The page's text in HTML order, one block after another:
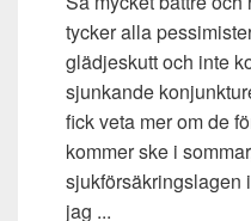
tycker alla
glädjeskutt och inte
sjunkande
fick veta mer om de
kommer ske i
sjukförsäkringslagen
jag ...